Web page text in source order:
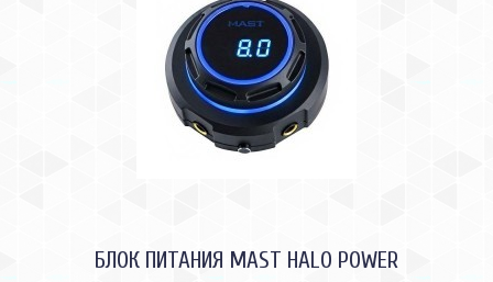
БЛОК ПИТАНИЯ MAST HALO POWER